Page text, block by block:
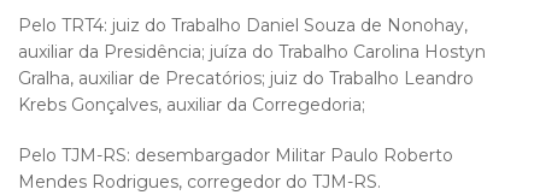
Pelo TRT4: juiz do Trabalho Daniel Souza de Nonohay,
auxiliar da Presidência; juíza do Trabalho Carolina Hostyn
Gralha, auxiliar de Precatórios; juiz do Trabalho Leandro
Krebs Gonçalves, auxiliar da Corregedoria;
Pelo TJM-RS: desembargador Militar Paulo Roberto
Mendes Rodrigues, corregedor do TJM-RS.